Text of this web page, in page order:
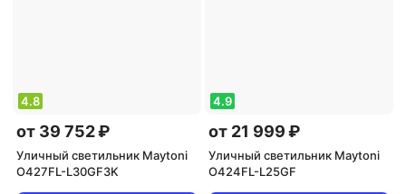
4.8
от 39 752 ₽
Уличный светильник Maytoni
O427FL-L30GF3K
4.9
от 21 999 ₽
Уличный светильник Maytoni
O424FL-L25GF